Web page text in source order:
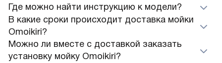
Где можно найти инструкцию к модели?
В какие сроки происходит доставка мойки
Omoikiri?
Можно ли вместе с доставкой заказать
установку мойку Omoikiri?